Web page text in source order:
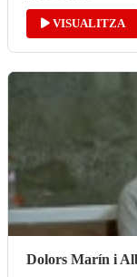
VISUALITZA
Dolors Marín i